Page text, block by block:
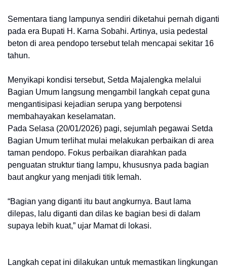
Sementara tiang lampunya sendiri diketahui pernah diganti
pada era Bupati H. Karna Sobahi. Artinya, usia pedestal
beton di area pendopo tersebut telah mencapai sekitar 16
tahun.
Menyikapi kondisi tersebut, Setda Majalengka melalui
Bagian Umum langsung mengambil langkah cepat guna
mengantisipasi kejadian serupa yang berpotensi
membahayakan keselamatan.
Pada Selasa (20/01/2026) pagi, sejumlah pegawai Setda
Bagian Umum terlihat mulai melakukan perbaikan di area
taman pendopo. Fokus perbaikan diarahkan pada
penguatan struktur tiang lampu, khususnya pada bagian
baut angkur yang menjadi titik lemah.
“Bagian yang diganti itu baut angkurnya. Baut lama
dilepas, lalu diganti dan dilas ke bagian besi di dalam
supaya lebih kuat,” ujar Mamat di lokasi.
Langkah cepat ini dilakukan untuk memastikan lingkungan